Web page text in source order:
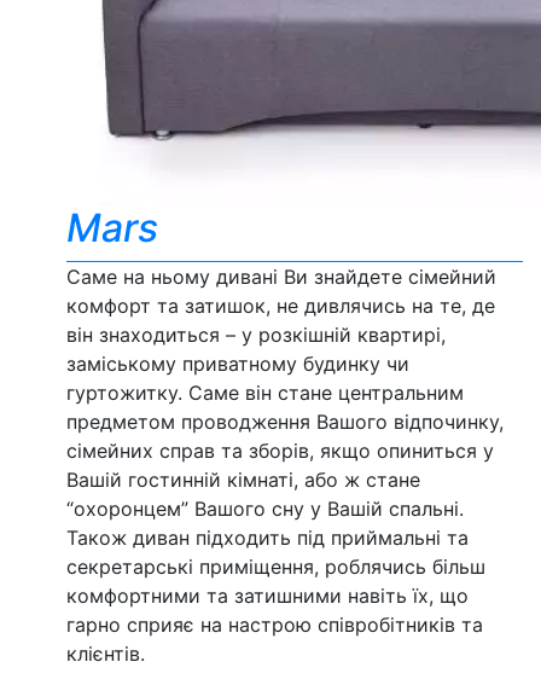
Mars
Саме на ньому дивані Ви знайдете сімейний
комфорт та затишок, не дивлячись на те, де
він знаходиться – у розкішній квартирі,
заміському приватному будинку чи
гуртожитку. Саме він стане центральним
предметом проводження Вашого відпочинку,
сімейних справ та зборів, якщо опиниться у
Вашій гостинній кімнаті, або ж стане
“охоронцем” Вашого сну у Вашій спальні.
Також диван підходить під приймальні та
секретарські приміщення, роблячись більш
комфортними та затишними навіть їх, що
гарно сприяє на настрою співробітників та
клієнтів.